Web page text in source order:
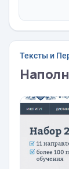
Тексты и